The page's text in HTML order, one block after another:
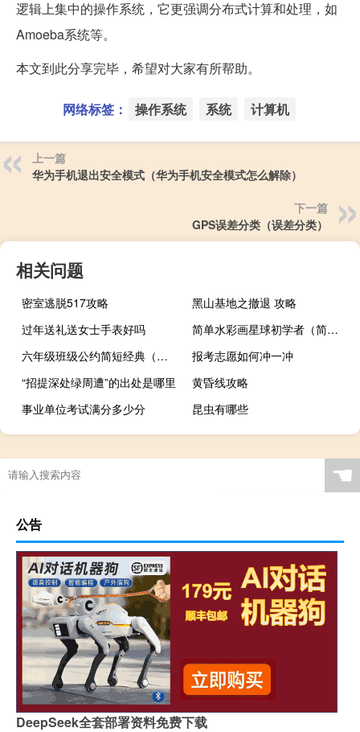
逻辑上集中的操作系统，它更强调分布式计算和处理，如
Amoeba系统等。
本文到此分享完毕，希望对大家有所帮助。
网络标签： 操作系统 系统 计算机
上一篇
华为手机退出安全模式（华为手机安全模式怎么解除）
下一篇
GPS误差分类（误差分类）
相关问题
密室逃脱517攻略
黑山基地之撤退 攻略
过年送礼送女士手表好吗
简单水彩画星球初学者（简单水彩画星空画法）
六年级班级公约简短经典（小学六年级班级公约简短）
报考志愿如何冲一冲
“招提深处绿周遭”的出处是哪里
黄昏线攻略
事业单位考试满分多少分
昆虫有哪些
☚
公告
DeepSeek全套部署资料免费下载